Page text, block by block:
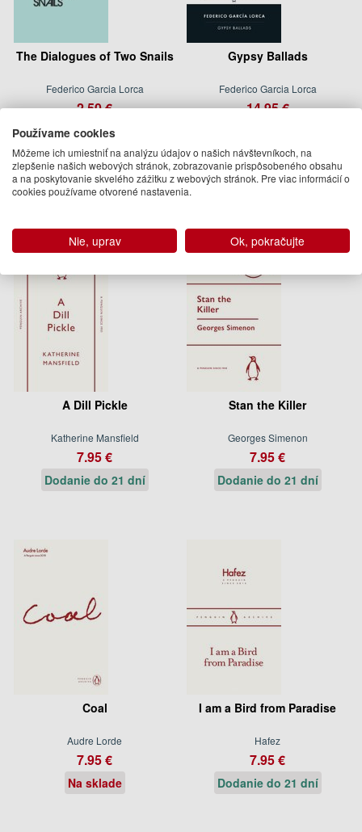
The Dialogues of Two Snails
Federico Garcia Lorca
2.50 €
Na objednávku
Gypsy Ballads
Federico Garcia Lorca
14.95 €
(predobjednávka)
Podobné knihy
A Dill Pickle
Katherine Mansfield
7.95 €
Dodanie do 21 dní
Stan the Killer
Georges Simenon
7.95 €
Dodanie do 21 dní
Coal
Audre Lorde
7.95 €
Na sklade
I am a Bird from Paradise
Hafez
7.95 €
Dodanie do 21 dní
Používame cookies
Môžeme ich umiestniť na analýzu údajov o našich návštevníkoch, na
zlepšenie našich webových stránok, zobrazovanie prispôsobeného obsahu
a na poskytovanie skvelého zážitku z webových stránok. Pre viac informácií o
cookies používame otvorené nastavenia.
Nie, uprav Ok, pokračujte